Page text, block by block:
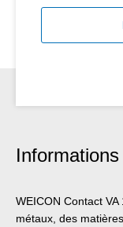
WEICON Contact
métaux, des